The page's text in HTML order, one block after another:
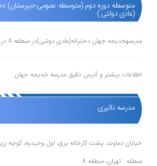
متوسطه دوره دوم (متوسطه عمومی-دبیرستان)
(عادی دولتی )
مدرسهخدیجه جهان دخترانه(عادی دولتی)در منطقه 8 در شهر تهرانقرار دارد.
اطلاعات بیشتر و آدرس دقیق مدرسه خدیجه جهان
مدرسه نائیری
خیابان دماوند، پشت کارخانه برق، اول وحیدیه، کوچه
منطقه : تهران، منطقه 8